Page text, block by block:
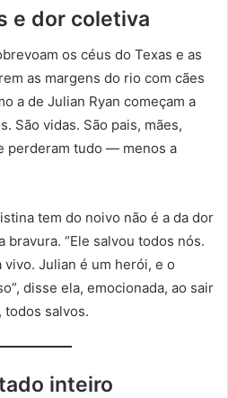
e dor coletiva
os céus do Texas e as
as margens do rio com cães
a de Julian Ryan começam a
São vidas. São pais, mães,
perderam tudo — menos a
tem do noivo não é a da dor
bravura. “Ele salvou todos nós.
Julian é um herói, e o
disse ela, emocionada, ao sair
salvos.
inteiro